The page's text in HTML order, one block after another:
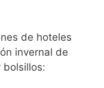
de hoteles
invernal de
bolsillos: